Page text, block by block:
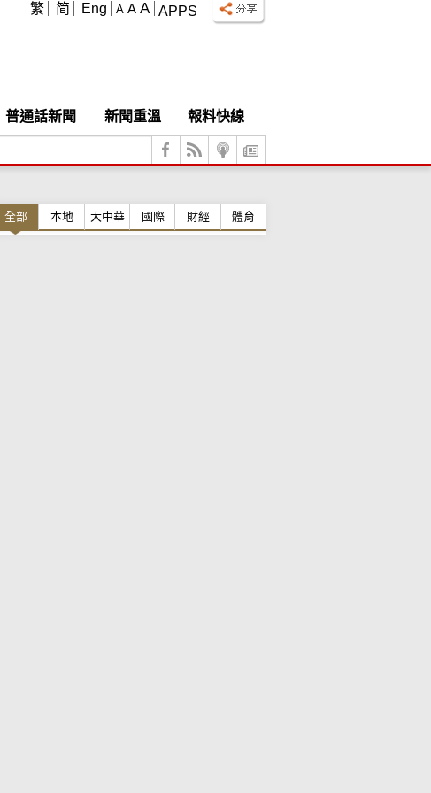
APPS
A A A
繁 简 Eng
普通話新聞 新聞重溫
報料快線
全部 本地 大中華 國際 財經 體育